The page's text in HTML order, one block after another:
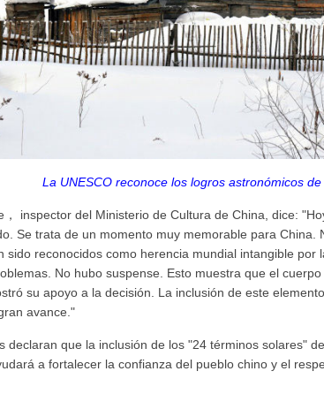
La UNESCO reconoce los logros astronómicos de
， inspector del Ministerio de Cultura de China, dice:
Se trata de un momento muy memorable para China.
sido reconocidos como herencia mundial intangible por
No hubo suspense. Esto muestra que el
su apoyo a la decisión. La inclusión de este
avance."
declaran que la inclusión de los "24 términos solares"
a fortalecer la confianza del pueblo chino y el